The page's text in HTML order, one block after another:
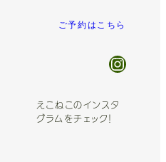
ご予約はこちら
えこねこのインスタ
グラムをチェック！